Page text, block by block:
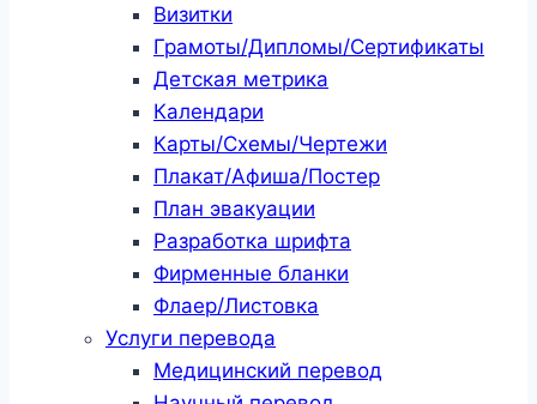
Визитки
Грамоты/Дипломы/Сертификаты
Детская метрика
Календари
Карты/Схемы/Чертежи
Плакат/Афиша/Постер
План эвакуации
Разработка шрифта
Фирменные бланки
Флаер/Листовка
Услуги перевода
Медицинский перевод